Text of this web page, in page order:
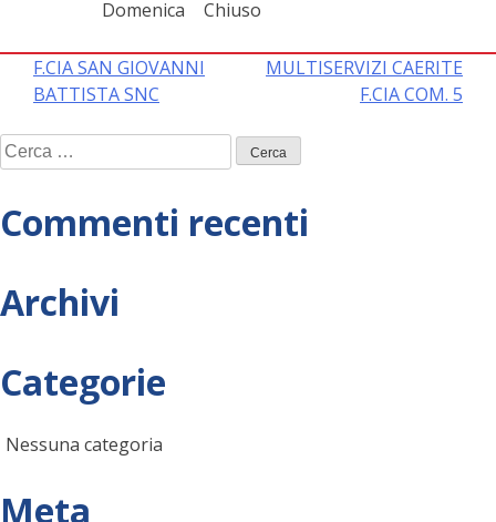
Domenica
Chiuso
Navigazione
articoli
F.CIA SAN GIOVANNI
BATTISTA SNC
MULTISERVIZI CAERITE
F.CIA COM. 5
Ricerca
per:
Commenti recenti
Archivi
Categorie
Nessuna categoria
Meta